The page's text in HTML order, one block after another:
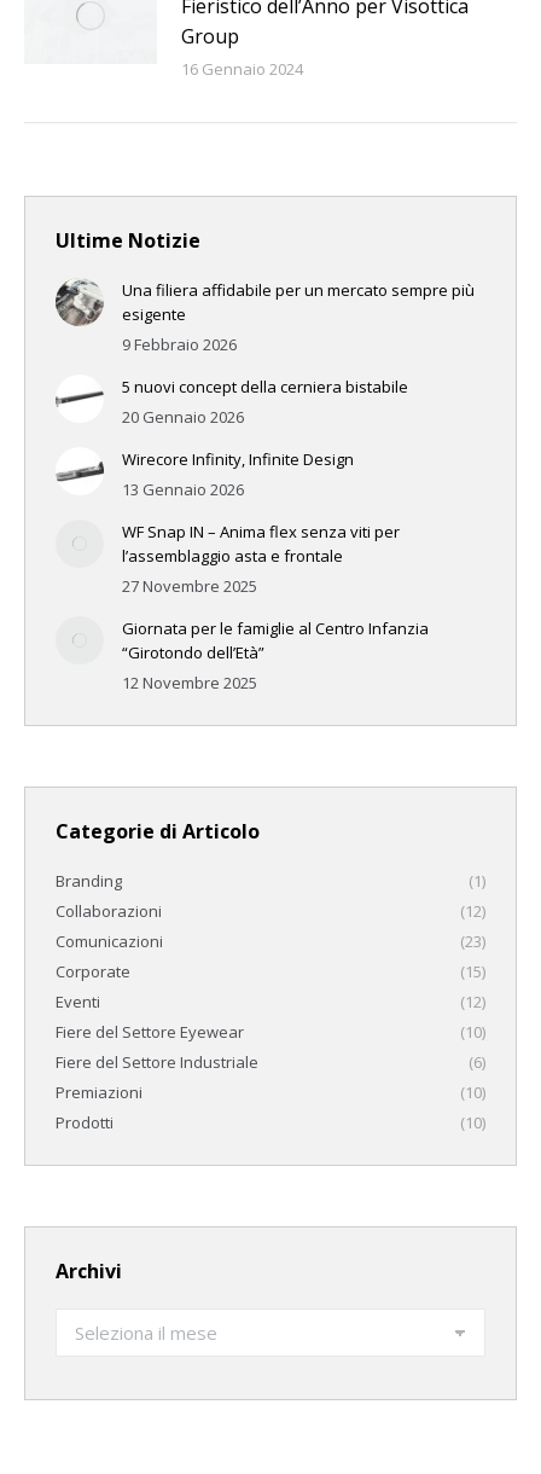
Fieristico dell’Anno per Visottica
Group
16 Gennaio 2024
Ultime Notizie
Una filiera affidabile per un mercato sempre più
esigente
9 Febbraio 2026
5 nuovi concept della cerniera bistabile
20 Gennaio 2026
Wirecore Infinity, Infinite Design
13 Gennaio 2026
WF Snap IN – Anima flex senza viti per
l’assemblaggio asta e frontale
27 Novembre 2025
Giornata per le famiglie al Centro Infanzia
“Girotondo dell’Età”
12 Novembre 2025
Categorie di Articolo
Branding
(1)
Collaborazioni
(12)
Comunicazioni
(23)
Corporate
(15)
Eventi
(12)
Fiere del Settore Eyewear
(10)
Fiere del Settore Industriale
(6)
Premiazioni
(10)
Prodotti
(10)
Archivi